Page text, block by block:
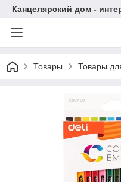
Канцелярский дом -
Товары Товары